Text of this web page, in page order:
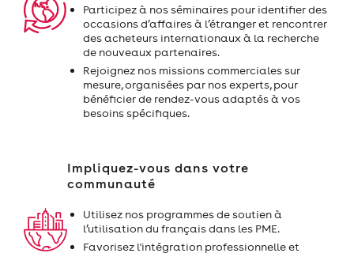
Participez à nos séminaires pour identifier des
occasions d’affaires à l’étranger et rencontrer
des acheteurs internationaux à la recherche
de nouveaux partenaires.
Rejoignez nos missions commerciales sur
mesure, organisées par nos experts, pour
bénéficier de rendez-vous adaptés à vos
besoins spécifiques.
Impliquez-vous dans votre
communauté
Utilisez nos programmes de soutien à
l’utilisation du français dans les PME.
Favorisez l'intégration professionnelle et